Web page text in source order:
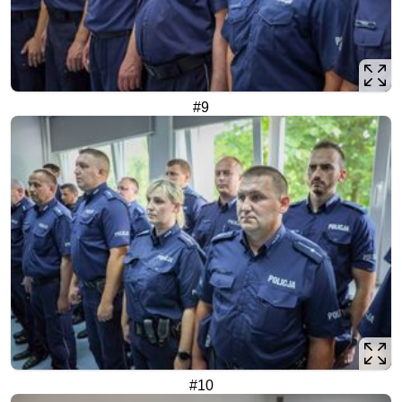
#9
#10